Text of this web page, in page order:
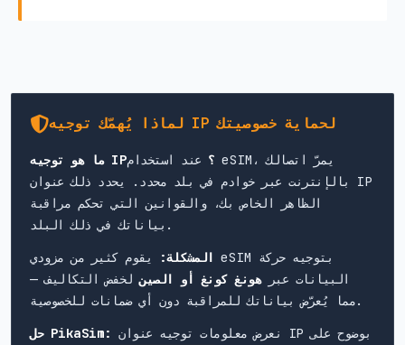
لماذا يُهمّك توجيه IP لحماية خصوصيتك
ما هو توجيه IP؟ عند استخدام eSIM، يمرّ اتصالك
بالإنترنت عبر خوادم في بلد محدد. يحدد ذلك عنوان IP
الظاهر الخاص بك، والقوانين التي تحكم مراقبة
بياناتك في ذلك البلد.
المشكلة:
يقوم كثير من مزودي eSIM بتوجيه حركة
البيانات عبرهونغ كونغ أو الصينلخفض التكاليف —
مما يُعرّض بياناتك للمراقبة دون أي ضمانات للخصوصية.
حل PikaSim: